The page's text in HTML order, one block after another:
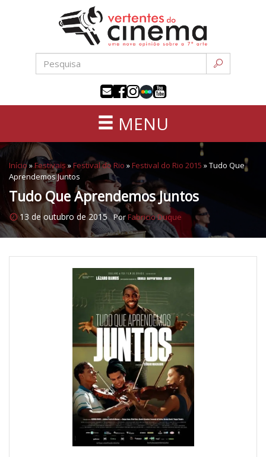
conteúdo
sétima
MENU
Início»Festivais»Festival do Rio »Festival do Rio 2015 »Tudo Que
Aprendemos Juntos
Tudo Que Aprendemos Juntos
13 de outubro de 2015 Por Fabricio Duque